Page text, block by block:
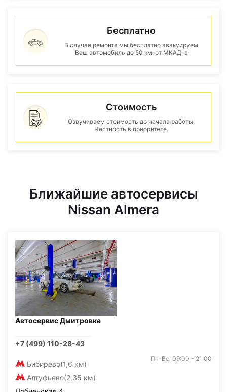
Бесплатно
В случае ремонта мы бесплатно эвакуируем
Ваш автомобиль до 50 км. от МКАД-а
Стоимость
Озвучиваем стоимость до начала работы.
Честность в приоритете.
Ближайшие автосервисы
Nissan Almera
Автосервис Дмитровка
+7 (499) 110-28-43
Бибирево(1,6 км)
Алтуфьево(2,35 км)
Пн-Вс: 09:00 - 21:00